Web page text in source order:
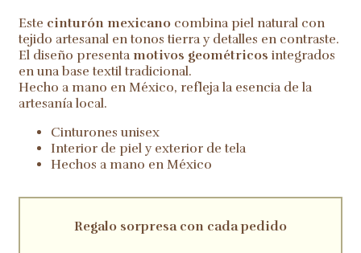
Este cinturón mexicano combina piel natural con
tejido artesanal en tonos tierra y detalles en contraste.
El diseño presentamotivos geométricos integrados
en una base textil tradicional.
Hecho a mano en México, refleja la esencia de la
artesanía local.
Cinturones unisex
Interior de piel y exterior de tela
Hechos a mano en México
Regalo sorpresa con cada pedido